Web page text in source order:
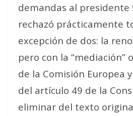
demandas al presidente
rechazó prácticamente
excepción de dos: la
pero con la “mediación”
de la Comisión Europea
del artículo 49 de la
eliminar del texto